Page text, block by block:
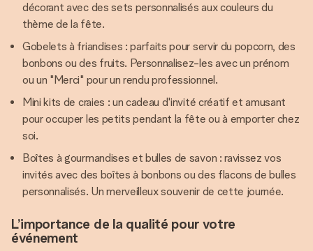
décorant avec des sets personnalisés aux couleurs du
thème de la fête.
Gobelets à friandises : parfaits pour servir du popcorn, des
bonbons ou des fruits. Personnalisez-les avec un prénom
ou un "Merci" pour un rendu professionnel.
Mini kits de craies : un cadeau d'invité créatif et amusant
pour occuper les petits pendant la fête ou à emporter chez
soi.
Boîtes à gourmandises et bulles de savon : ravissez vos
invités avec des boîtes à bonbons ou des flacons de bulles
personnalisés. Un merveilleux souvenir de cette journée.
L’importance de la qualité pour votre
événement